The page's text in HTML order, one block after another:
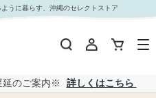
うに暮らす、沖縄のセレクトストア
延のご案内※
詳しくはこちら